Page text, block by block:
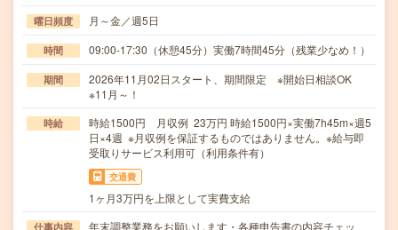
曜日頻度 月～金／週5日
時間 09:00-17:30（休憩45分）実働7時間45分（残業少なめ！）
期間
2026年11月02日スタート、期間限定 ※開始日相談OK
※11月～！
時給
時給1500円 月収例 23万円 時給1500円×実働7h45m×週5
日×4週 ※月収例を保証するものではありません。※給与即
受取りサービス利用可（利用条件有）
交通費
1ヶ月3万円を上限として実費支給
仕事内容
年末調整業務をお願いします・各種申告書の内容チェッ